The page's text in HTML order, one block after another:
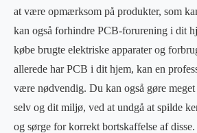
at være opmærksom på produkter, som
kan også forhindre PCB-forurening i dit
købe brugte elektriske apparater og
allerede har PCB i dit hjem, kan en
være nødvendig. Du kan også gøre
selv og dit miljø, ved at undgå at spilde
og sørge for korrekt bortskaffelse af disse.